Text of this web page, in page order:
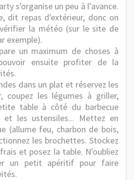
s'organise un peu à l'avance.
dit repas d'extérieur, donc on
la météo (sur lesite de
exemple).
un maximum de choses à
ensuite profiter de la
dans un plat et réservez les
coupez les légumes à griller,
table à côté du barbecue
et les ustensiles... Mettez en
(allume feu, charbon de bois,
les brochettes. Stockez
et posez la table. N'oubliez
un petit apéritif pour faire